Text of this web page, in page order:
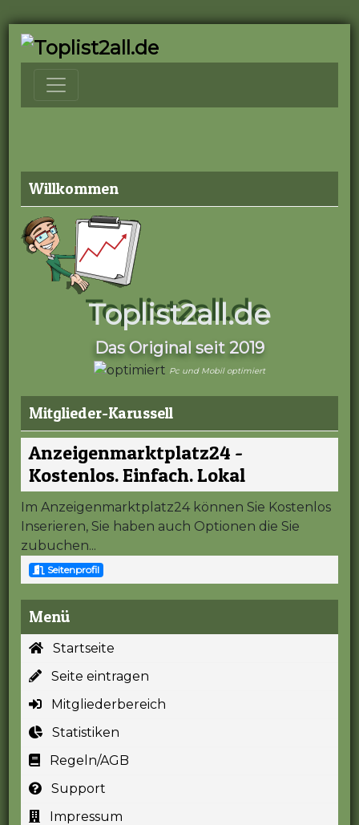
Willkommen
Toplist2all.de
Das Original seit 2019
Pc und Mobil optimiert
Mitglieder-Karussell
Anzeigenmarktplatz24 -
Kostenlos. Einfach. Lokal
Im Anzeigenmarktplatz24 können Sie Kostenlos
Inserieren, Sie haben auch Optionen die Sie
zubuchen...
Seitenprofil
Menü
Startseite
Seite eintragen
Mitgliederbereich
Statistiken
Regeln/AGB
Support
Impressum